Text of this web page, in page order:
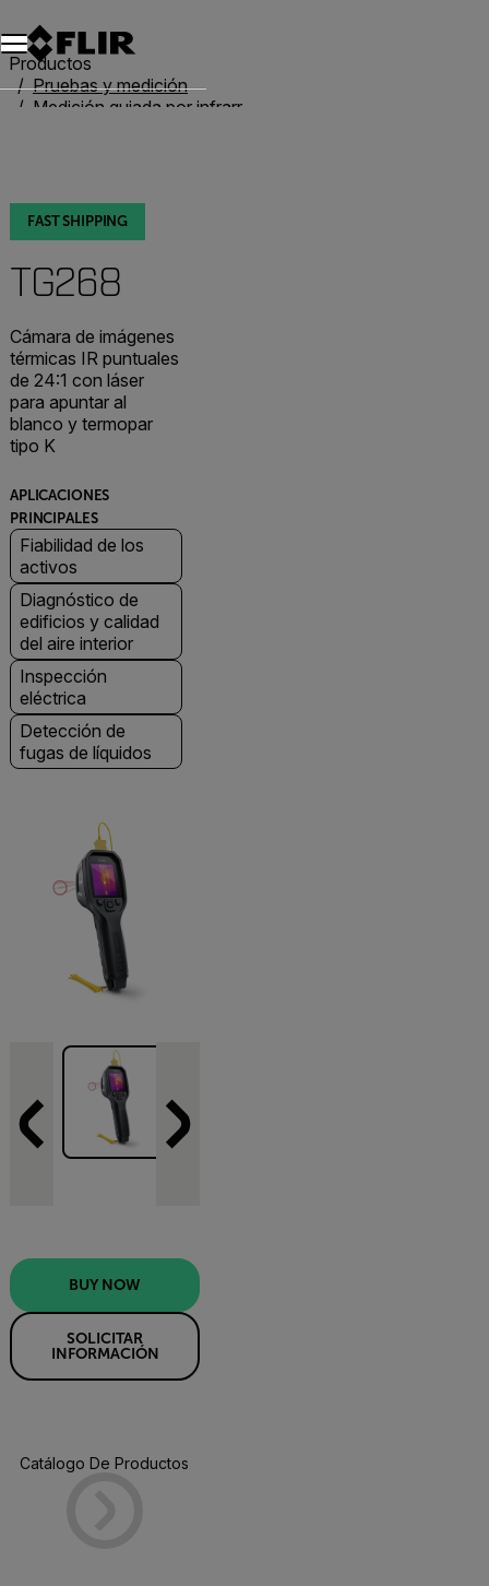
Productos
Pruebas y medición
Medición guiada por infrarrojos
FAST SHIPPING
TG268
Cámara de imágenes
térmicas IR puntuales
de 24:1 con láser
para apuntar al
blanco y termopar
tipo K
APLICACIONES
PRINCIPALES
Fiabilidad de los
activos
Diagnóstico de
edificios y calidad
del aire interior
Inspección
eléctrica
Detección de
fugas de líquidos
BUY NOW
SOLICITAR
INFORMACIÓN
Catálogo De Productos